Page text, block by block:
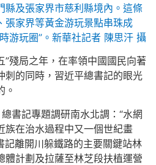
縣及張家界市慈利縣境內。這條
張家界等黃金游玩景點串珠成
游玩圈”。新華社記者 陳思汗 攝
”殘局之年，在率領中國國民向著
刺的同時，習近平總書記的眼光
。
記專題調研南水北調：“水網
族在治水過程中又一個世紀畫
記離開川躲鐵路的主要關鍵站林
體計劃及拉薩至林芝段扶植運營